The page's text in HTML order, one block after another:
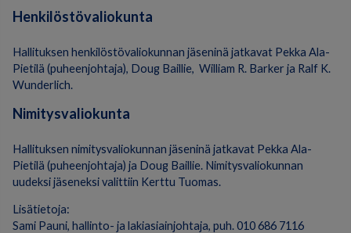
Henkilöstövaliokunta
Hallituksen henkilöstövaliokunnan jäseninä jatkavat Pekka Ala-
Pietilä (puheenjohtaja), Doug Baillie, William R. Barker ja Ralf K.
Wunderlich.
Nimitysvaliokunta
Hallituksen nimitysvaliokunnan jäseninä jatkavat Pekka Ala-
Pietilä (puheenjohtaja) ja Doug Baillie. Nimitysvaliokunnan
uudeksi jäseneksi valittiin Kerttu Tuomas.
Lisätietoja:
Sami Pauni, hallinto- ja lakiasiainjohtaja, puh. 010 686 7116